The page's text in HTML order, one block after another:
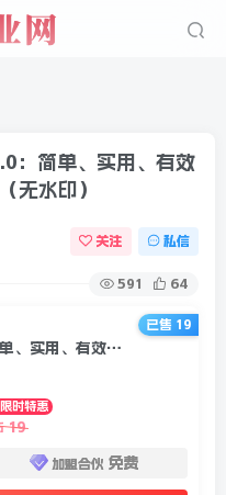
：简单、实用、有效
无水印）
关注 私信
591 64
（1785期）男儿国写作课2.0：简单、实用、有效的提升写作功力及文案能力（无水印）
限时特惠
19
加盟合伙 免费
已售 19